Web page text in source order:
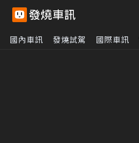
國內車訊 發燒試駕 國際車訊